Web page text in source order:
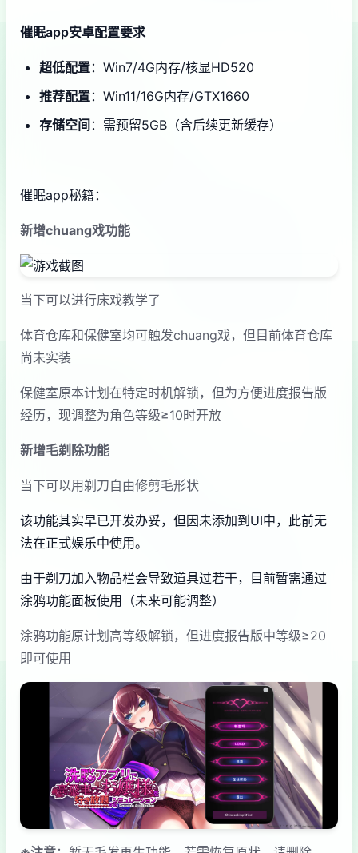
催眠app安卓配置要求
​超低配置​​：Win7/4G内存/核显HD520
​推荐配置​​：Win11/16G内存/GTX1660
​存储空间​ ​：需预留5GB（含后续更新缓存）
催眠app秘籍：
新增chuang戏功能
当下可以进行床戏教学了
体育仓库和保健室均可触发chuang戏，但目前体育仓库
尚未实装
保健室原本计划在特定时机解锁，但为方便进度报告版
经历，现调整为角色等级≥10时开放
新增毛剃除功能
当下可以用剃刀自由修剪毛形状
该功能其实早已开发办妥，但因未添加到UI中，此前无
法在正式娱乐中使用。
由于剃刀加入物品栏会导致道具过若干，目前暂需通过
涂鸦功能面板使用（未来可能调整）
涂鸦功能原计划高等级解锁，但进度报告版中等级≥20
即可使用